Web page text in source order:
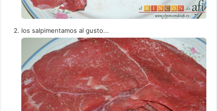
los salpimentamos al gusto...